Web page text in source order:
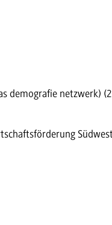
demografie netzwerk)